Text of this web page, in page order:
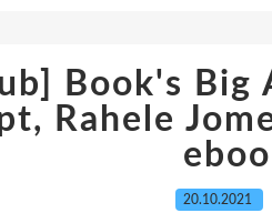
Book's Big
Rahele
20.10.2021